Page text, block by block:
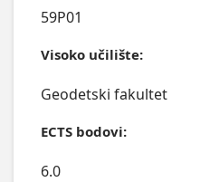
59P01
Visoko učilište:
Geodetski fakultet
ECTS bodovi:
6.0